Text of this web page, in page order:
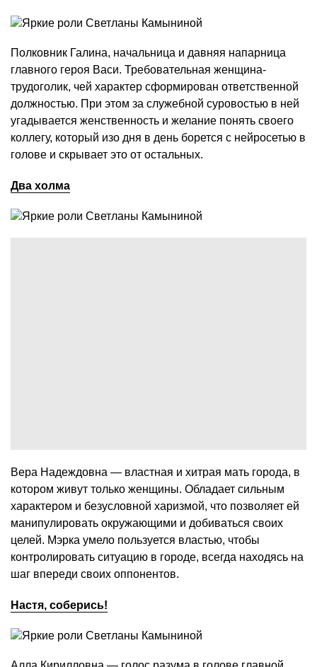
Полковник Галина, начальница и давняя напарница
главного героя Васи. Требовательная женщина-
трудоголик, чей характер сформирован ответственной
должностью. При этом за служебной суровостью в ней
угадывается женственность и желание понять своего
коллегу, который изо дня в день борется с нейросетью в
голове и скрывает это от остальных.
Два холма
Вера Надеждовна — властная и хитрая мать города, в
котором живут только женщины. Обладает сильным
характером и безусловной харизмой, что позволяет ей
манипулировать окружающими и добиваться своих
целей. Мэрка умело пользуется властью, чтобы
контролировать ситуацию в городе, всегда находясь на
шаг впереди своих оппонентов.
Настя, соберись!